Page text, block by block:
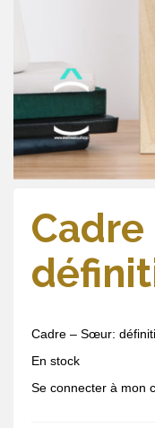
Cadre – Sœur:
En stock
Se connecter à mon